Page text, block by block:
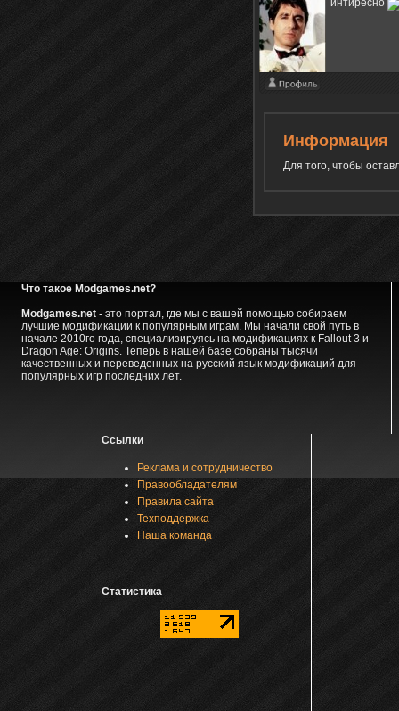
интиресно
Информация
Для того, чтобы
Что такое Modgames.net?
Modgames.net- это портал, где мы с вашей помощью собираем
лучшие модификации к популярным играм. Мы начали свой путь в
начале 2010го года, специализируясь на модификациях к Fallout 3 и
Dragon Age: Origins. Теперь в нашей базе собраны тысячи
качественных и переведенных на русский язык модификаций для
популярных игр последних лет.
Ссылки
Реклама и сотрудничество
Правообладателям
Правила сайта
Техподдержка
Наша команда
Статистика